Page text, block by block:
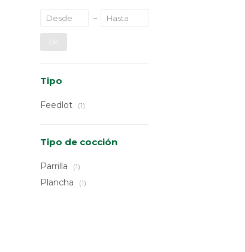
OK
Tipo
Feedlot (1)
Tipo de cocción
Parrilla (1)
Plancha (1)